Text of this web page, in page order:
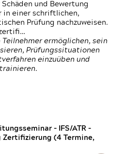
und Bewertung
in einer schriftlichen,
Prüfung nachzuweisen.
Teilnehmer ermöglichen, sein
Prüfungssituationen
einzuüben und
- IFS/ATR -
Zertifizierung (4 Termine,